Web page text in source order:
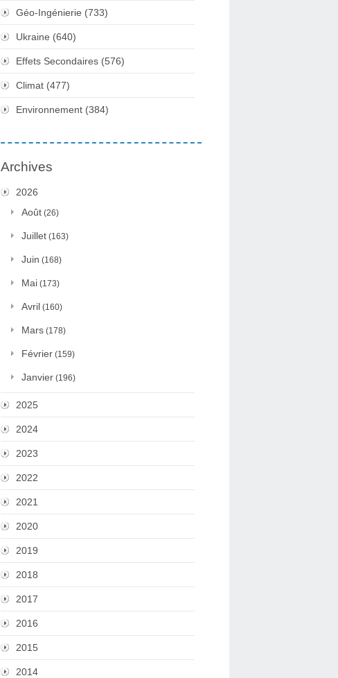
Géo-Ingénierie (733)
Ukraine (640)
Effets Secondaires (576)
Climat (477)
Environnement (384)
Archives
2026
Août (26)
Juillet (163)
Juin (168)
Mai (173)
Avril (160)
Mars (178)
Février (159)
Janvier (196)
2025
2024
2023
2022
2021
2020
2019
2018
2017
2016
2015
2014